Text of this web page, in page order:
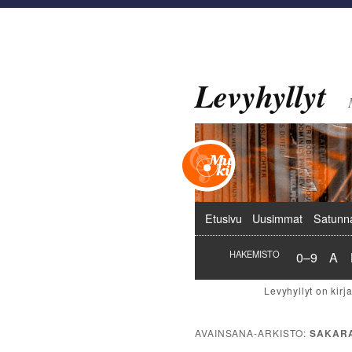
Levyhyllyt
Päävalikko
Etusivu Uusimmat
HAKEMISTO 0–9 A
AVAINSANA-ARKISTO: